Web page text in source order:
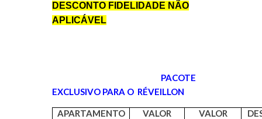
DESCONTO FIDELIDADE NÃO
APLICÁVEL
PACOTE
EXCLUSIVO PARA O RÉVEILLON
APARTAMENTO
VALOR
VALOR